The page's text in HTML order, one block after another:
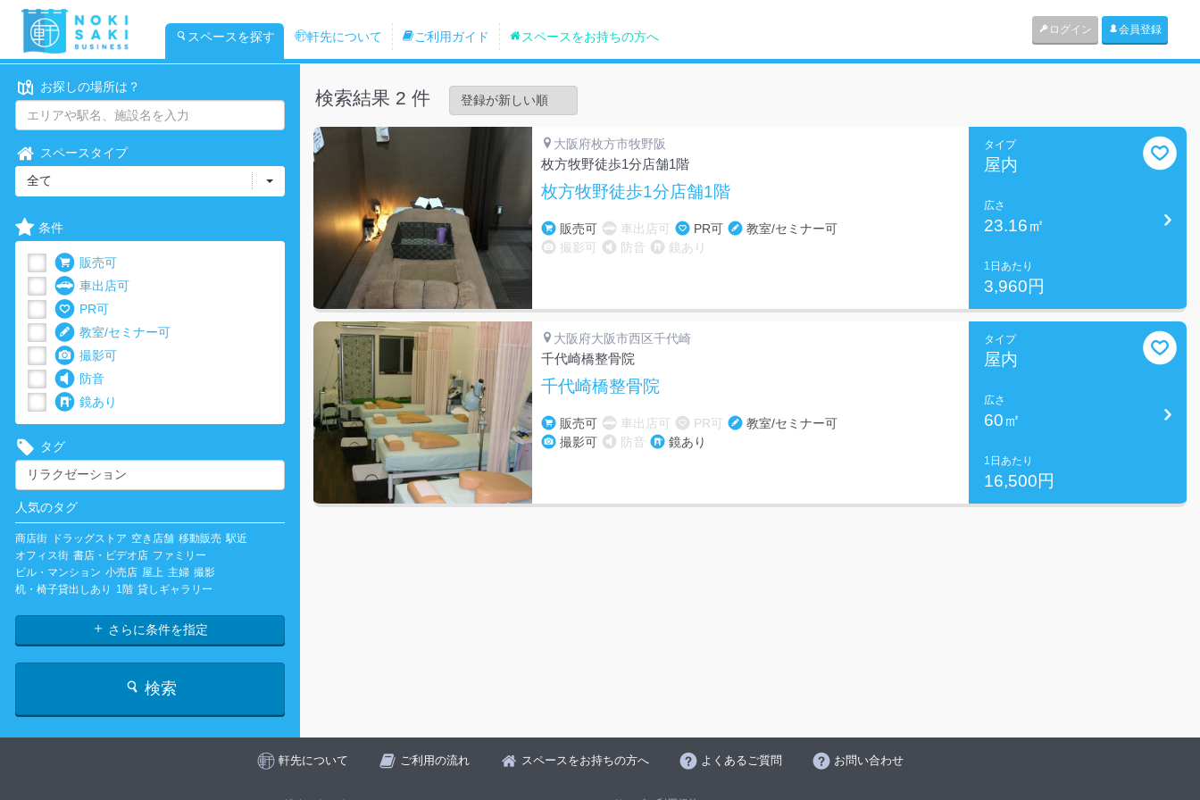
スペースを探す 軒先について ご利用ガイド スペースをお持ちの方へ ログイン 会員登録
お探しの場所は？
スペースタイプ
全て
条件
販売可
車出店可
PR可
教室/セミナー可
撮影可
防音
鏡あり
タグ
人気のタグ
商店街 ドラッグストア 空き店舗 移動販売 駅近
オフィス街 書店・ビデオ店 ファミリー
ビル・マンション 小売店 屋上 主婦 撮影
机・椅子貸出しあり
1階 貸しギャラリー
さらに条件を指定
検索
検索結果 2 件
大阪府枚方市牧野阪
枚方牧野徒歩1分店舗1階
枚方牧野徒歩1分店舗1階
販売可 車出店可 PR可
教室/セミナー可
撮影可
防音 鏡あり
タイプ
屋内
広さ
23.16㎡
1日あたり
3,960円
大阪府大阪市西区千代崎
千代崎橋整骨院
千代崎橋整骨院
販売可 車出店可 PR可
教室/セミナー可
撮影可
防音 鏡あり
タイプ
屋内
広さ
60㎡
1日あたり
16,500円
軒先について ご利用の流れ スペースをお持ちの方へ よくあるご質問 お問い合わせ